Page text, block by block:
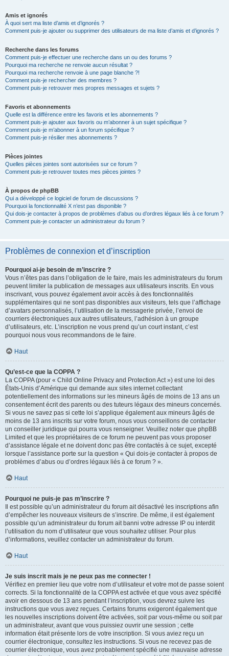
Amis et ignorés
À quoi sert ma liste d’amis et d’ignorés ?
Comment puis-je ajouter ou supprimer des utilisateurs de ma liste d’amis et d’ignorés ?
Recherche dans les forums
Comment puis-je effectuer une recherche dans un ou des forums ?
Pourquoi ma recherche ne renvoie aucun résultat ?
Pourquoi ma recherche renvoie à une page blanche ?!
Comment puis-je rechercher des membres ?
Comment puis-je retrouver mes propres messages et sujets ?
Favoris et abonnements
Quelle est la différence entre les favoris et les abonnements ?
Comment puis-je ajouter aux favoris ou m’abonner à un sujet spécifique ?
Comment puis-je m’abonner à un forum spécifique ?
Comment puis-je résilier mes abonnements ?
Pièces jointes
Quelles pièces jointes sont autorisées sur ce forum ?
Comment puis-je retrouver toutes mes pièces jointes ?
À propos de phpBB
Qui a développé ce logiciel de forum de discussions ?
Pourquoi la fonctionnalité X n’est pas disponible ?
Qui dois-je contacter à propos de problèmes d’abus ou d’ordres légaux liés à ce forum ?
Comment puis-je contacter un administrateur du forum ?
Problèmes de connexion et d’inscription
Pourquoi ai-je besoin de m’inscrire ?
Vous n’êtes pas dans l’obligation de le faire, mais les administrateurs du forum
peuvent limiter la publication de messages aux utilisateurs inscrits. En vous
inscrivant, vous pouvez également avoir accès à des fonctionnalités
supplémentaires qui ne sont pas disponibles aux visiteurs, tels que l’affichage
d’avatars personnalisés, l’utilisation de la messagerie privée, l’envoi de
courriers électroniques aux autres utilisateurs, l’adhésion à un groupe
d’utilisateurs, etc. L’inscription ne vous prend qu’un court instant, c’est
pourquoi nous vous recommandons de le faire.
Haut
Qu’est-ce que la COPPA ?
La COPPA (pour « Child Online Privacy and Protection Act ») est une loi des
États-Unis d’Amérique qui demande aux sites internet collectant
potentiellement des informations sur les mineurs âgés de moins de 13 ans un
consentement écrit des parents ou des tuteurs légaux des mineurs concernés.
Si vous ne savez pas si cette loi s’applique également aux mineurs âgés de
moins de 13 ans inscrits sur votre forum, nous vous conseillons de contacter
un conseiller juridique qui pourra vous renseigner. Veuillez noter que phpBB
Limited et que les propriétaires de ce forum ne peuvent pas vous proposer
d’assistance légale et ne doivent donc pas être contactés à ce sujet, excepté
lorsque l’assistance porte sur la question « Qui dois-je contacter à propos de
problèmes d’abus ou d’ordres légaux liés à ce forum ? ».
Haut
Pourquoi ne puis-je pas m’inscrire ?
Il est possible qu’un administrateur du forum ait désactivé les inscriptions afin
d’empêcher les nouveaux visiteurs de s’inscrire. De même, il est également
possible qu’un administrateur du forum ait banni votre adresse IP ou interdit
l’utilisation du nom d’utilisateur que vous souhaitez utiliser. Pour plus
d’informations, veuillez contacter un administrateur du forum.
Haut
Je suis inscrit mais je ne peux pas me connecter !
Vérifiez en premier lieu que votre nom d’utilisateur et votre mot de passe soient
corrects. Si la fonctionnalité de la COPPA est activée et que vous avez spécifié
avoir en dessous de 13 ans pendant l’inscription, vous devrez suivre les
instructions que vous avez reçues. Certains forums exigeront également que
les nouvelles inscriptions doivent être activées, soit par vous-même ou soit par
un administrateur, avant que vous puissiez ouvrir une session ; cette
information était présente lors de votre inscription. Si vous aviez reçu un
courrier électronique, consultez les instructions. Si vous ne recevez pas de
courrier électronique, vous avez probablement spécifié une mauvaise adresse